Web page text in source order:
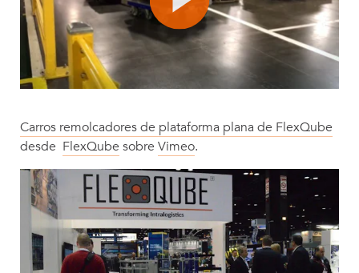
Carros remolcadores de plataforma plana de FlexQube
desde FlexQube sobre Vimeo.